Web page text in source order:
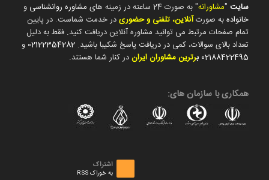
سایت"مشاورانه" به صورت 24 ساعته در زمینه های مشاوره روانشناسی و
خانوادهبه صورتآنلاین، تلفنی و حضوریدر خدمت شماست. در پایین
تمام صفحات مرتبط می توانید مشاوره آنلاین دریافت کنید. فقط به دلیل
تعداد بالای سوالات، کمی در دریافت پاسخ شکیبا باشید. 02122354282 و
02188422495 برترین مشاوران ایراندر کنار شما هستند.
همکاری با سازمان های:
اشتراک
به خوراک RSS